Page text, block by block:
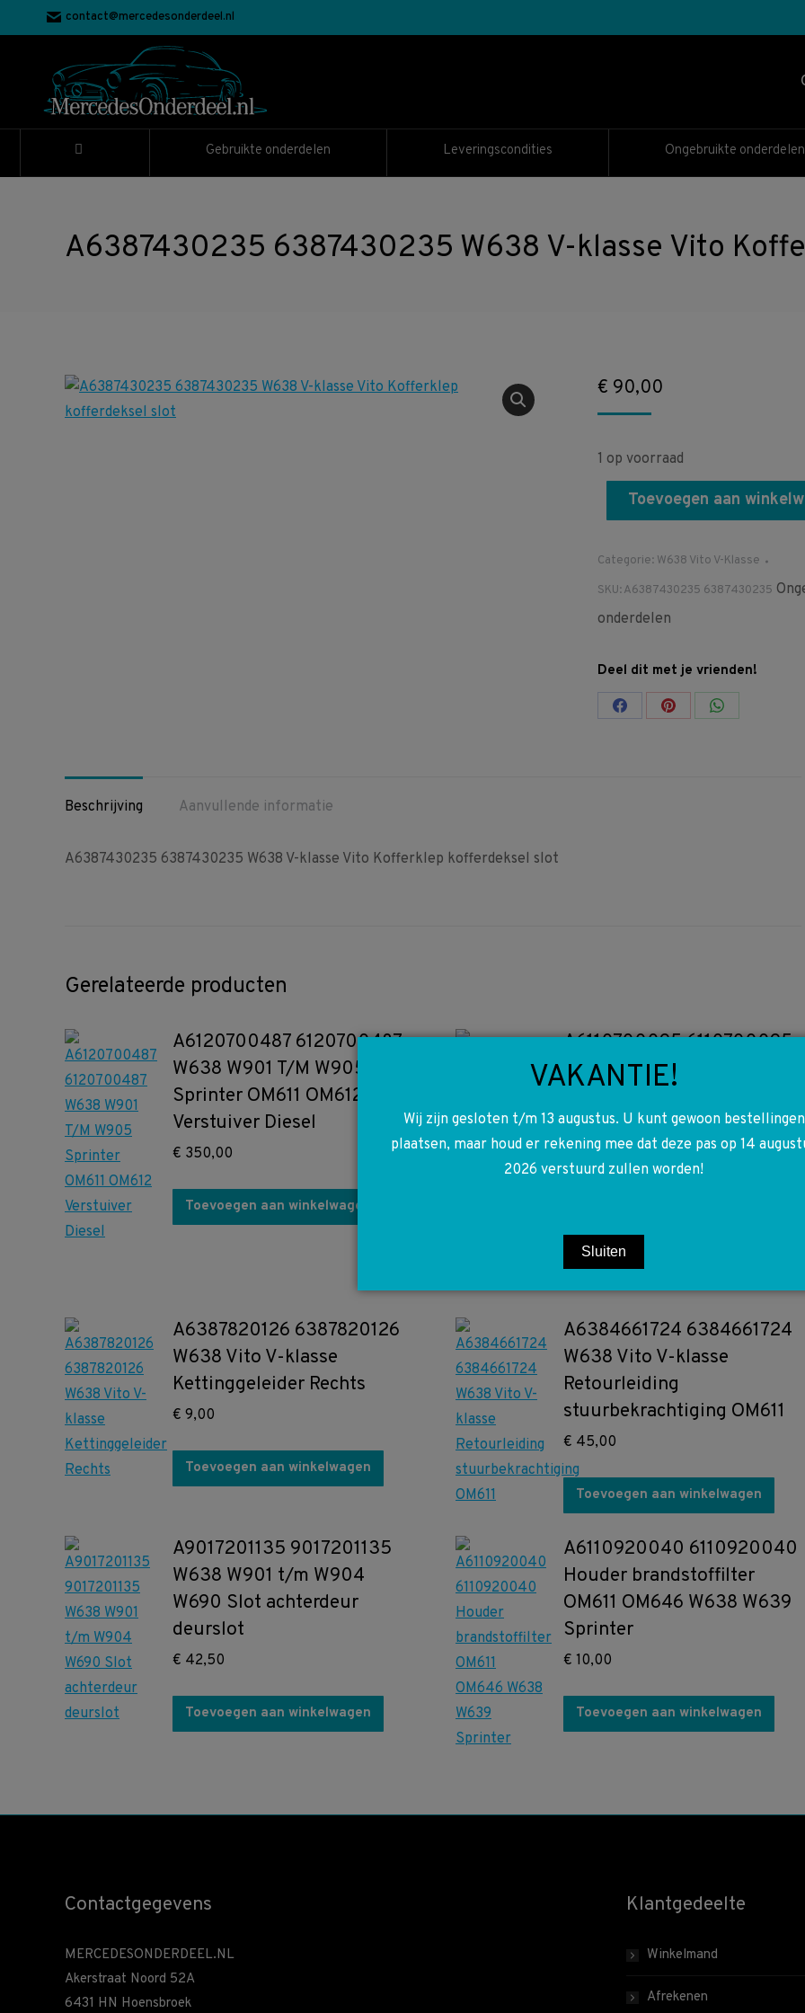
contact@mercedesonderdeel.nl
Gebruikte onderdelen Leveringscondities Ongebruikte onderdelen
A6387430235 6387430235 W638 V-klasse Vito
€ 90,00
1 op voorraad
Toevoegen aan
Categorie: W638 Vito V-Klasse
SKU:A6387430235 6387430235
onderdelen
Deel dit met je vrienden!
Share Share Share
Beschrijving
Aanvullende informatie
A6387430235 6387430235 W638 V-klasse Vito Kofferklep kofferdeksel slot
Gerelateerde producten
A6120700487 6120700487
W638 W901 T/M W905
Sprinter OM611 OM612
Verstuiver Diesel
€ 350,00
Toevoegen aan winkelwagen
A6110700095 6110700095
A6110700495 OM611 W202
Sprinter W901/W904
Brandstofrail verdeler
Toevoegen aan winkelwagen
A6387820126 6387820126
W638 Vito V-klasse
Kettinggeleider Rechts
€ 9,00
Toevoegen aan winkelwagen
A6384661724 6384661724
W638 Vito V-klasse
Retourleiding
stuurbekrachtiging OM611
€ 45,00
Toevoegen aan winkelwagen
A9017201135 9017201135
W638 W901 t/m W904
W690 Slot achterdeur
deurslot
€ 42,50
Toevoegen aan winkelwagen
A6110920040 6110920040
Houder brandstoffilter
OM611 OM646 W638 W639
Sprinter
€ 10,00
Toevoegen aan winkelwagen
Contactgegevens
MERCEDESONDERDEEL.NL
Akerstraat Noord 52A
6431 HN Hoensbroek
Klantgedeelte
Winkelmand
Afrekenen
VAKANTIE!
Wij zijn gesloten t/m 13 augustus. U kunt gewoon bestellingen
plaatsen, maar houd er rekening mee dat deze pas op 14
2026 verstuurd zullen worden!
Sluiten